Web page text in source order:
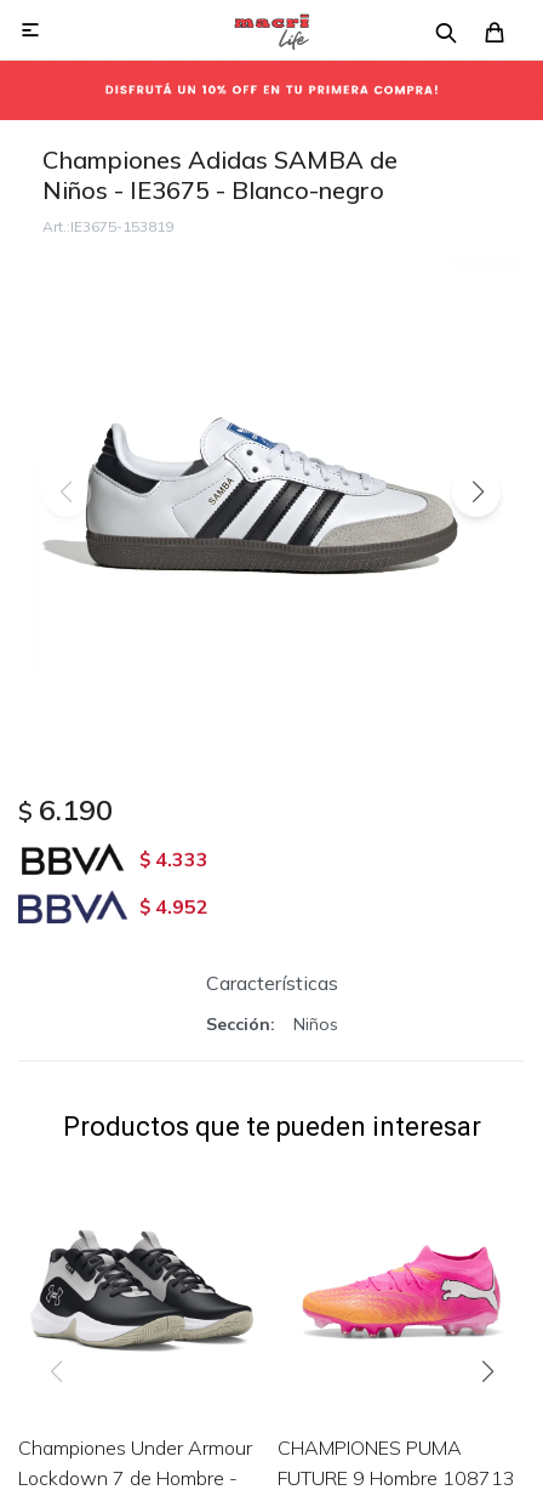

Championes Adidas SAMBA de
Niños - IE3675 - Blanco-negro
IE3675-153819
$ 6.190
$ 4.333
$ 4.952
Características
Sección Niños
Productos que te pueden interesar
Championes Under Armour
Lockdown 7 de Hombre -
CHAMPIONES PUMA
FUTURE 9 Hombre 108713